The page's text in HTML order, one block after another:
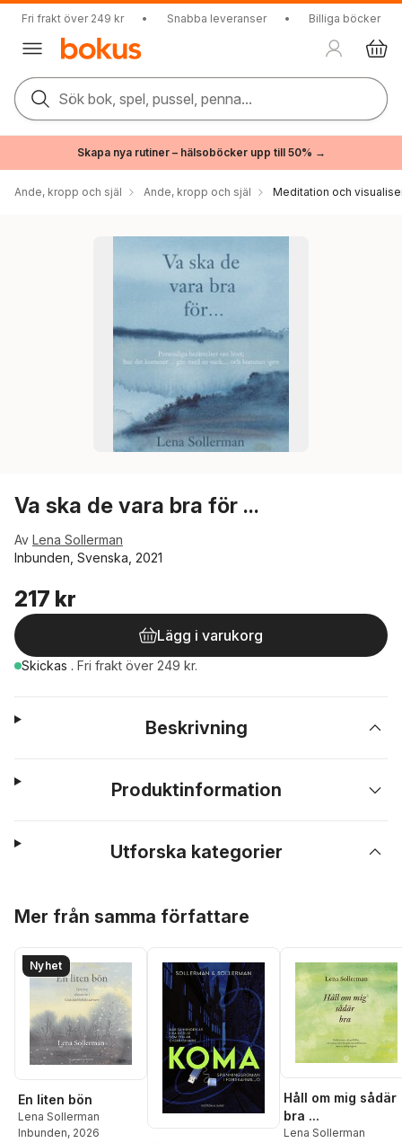
Fri frakt över 249 kr • Snabba leveranser • Billiga böcker
Sök bok, spel, pussel, penna...
Skapa nya rutiner – hälsoböcker upp till 50% →
Ande, kropp och själ Ande, kropp och själ Meditation och
Va ska de vara bra för ...
Av Lena Sollerman
Inbunden, Svenska, 2021
217 kr
Lägg i varukorg
Skickas . Fri frakt över 249 kr.
Beskrivning
Produktinformation
Utforska kategorier
Mer från samma författare
Nyhet
En liten bön
Lena Sollerman
Inbunden, 2026
Håll om mig sådär
bra ...
Lena Sollerman